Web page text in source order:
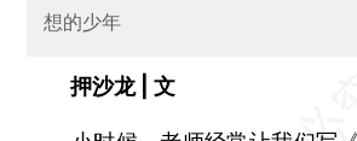
想的少年
押沙龙 | 文